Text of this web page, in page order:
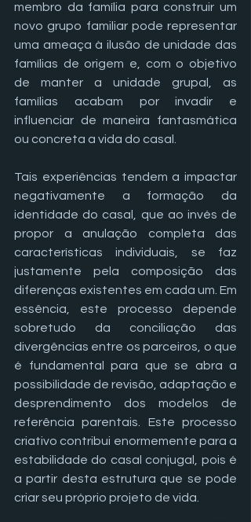
membro da família para construir um
novo grupo familiar pode representar
uma ameaça à ilusão de unidade das
famílias de origem e, com o objetivo
de manter a unidade grupal, as
famílias acabam por invadir e
influenciar de maneira fantasmática
ou concreta a vida do casal.
Tais experiências tendem a impactar
negativamente a formação da
identidade do casal, que ao invés de
propor a anulação completa das
características individuais, se faz
justamente pela composição das
diferenças existentes em cada um. Em
essência, este processo depende
sobretudo da conciliação das
divergências entre os parceiros, o que
é fundamental para que se abra a
possibilidade de revisão, adaptação e
desprendimento dos modelos de
referência parentais. Este processo
criativo contribui enormemente para a
estabilidade do casal conjugal, pois é
a partir desta estrutura que se pode
criar seu próprio projeto de vida.